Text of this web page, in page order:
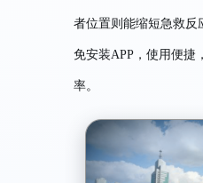
者位置则能缩短急救反
免安装APP，使用便捷
率。